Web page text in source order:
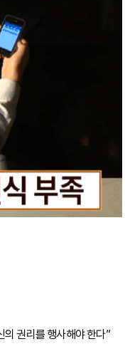
권리를 행사해야 한다”